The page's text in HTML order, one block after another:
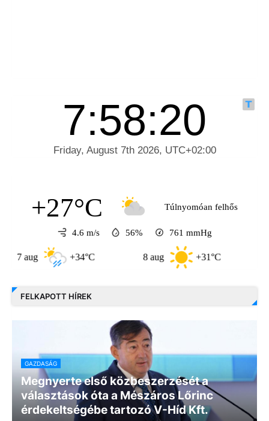
+27°C Túlnyomóan felhős
4.6 m/s 56% 761 mmHg
+34°C +31°C
FELKAPOTT HÍREK
GAZDASÁG
Megnyerte első közbeszerzését a
választások óta a Mészáros Lőrinc
érdekeltségébe tartozó V-Híd Kft.